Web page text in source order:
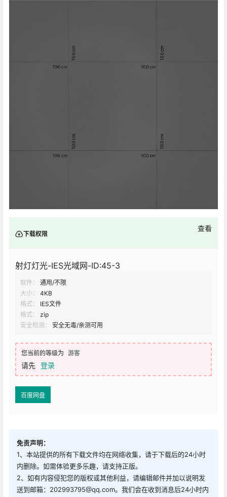
下载权限
查看
射灯灯光-IES光域网-ID:45-3
软件：
通用/不限
大小：
4KB
格式：
IES文件
格式：
zip
安全检测：
安全无毒/亲测可用
您当前的等级为 游客
请先 登录
百度网盘
免责声明：
1、本站提供的所有下载文件均在网络收集，请于下载后的24小时
内删除。如需体验更多乐趣，请支持正版。
2、如有内容侵犯您的版权或其他利益，请编辑邮件并加以说明发
送到邮箱：202993795@qq.com。我们会在收到消息后24小时内